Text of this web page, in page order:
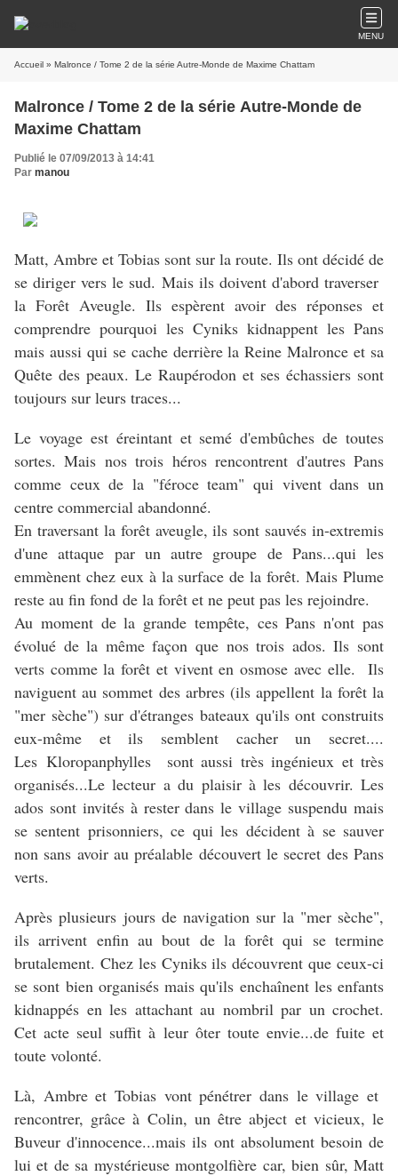
MENU
Accueil » Malronce / Tome 2 de la série Autre-Monde de Maxime Chattam
Malronce / Tome 2 de la série Autre-Monde de
Maxime Chattam
Publié le 07/09/2013 à 14:41
Par manou
Matt, Ambre et Tobias sont sur la route. Ils ont décidé de
se diriger vers le sud. Mais ils doivent d'abord traverser
la Forêt Aveugle. Ils espèrent avoir des réponses et
comprendre pourquoi les Cyniks kidnappent les Pans
mais aussi qui se cache derrière la Reine Malronce et sa
Quête des peaux. Le Raupérodon et ses échassiers sont
toujours sur leurs traces...
Le voyage est éreintant et semé d'embûches de toutes
sortes. Mais nos trois héros rencontrent d'autres Pans
comme ceux de la "féroce team" qui vivent dans un
centre commercial abandonné.
En traversant la forêt aveugle, ils sont sauvés in-extremis
d'une attaque par un autre groupe de Pans...qui les
emmènent chez eux à la surface de la forêt. Mais Plume
reste au fin fond de la forêt et ne peut pas les rejoindre.
Au moment de la grande tempête, ces Pans n'ont pas
évolué de la même façon que nos trois ados. Ils sont
verts comme la forêt et vivent en osmose avec elle. Ils
naviguent au sommet des arbres (ils appellent la forêt la
"mer sèche") sur d'étranges bateaux qu'ils ont construits
eux-même et ils semblent cacher un secret....
Les Kloropanphylles sont aussi très ingénieux et très
organisés...Le lecteur a du plaisir à les découvrir. Les
ados sont invités à rester dans le village suspendu mais
se sentent prisonniers, ce qui les décident à se sauver
non sans avoir au préalable découvert le secret des Pans
verts.
Après plusieurs jours de navigation sur la "mer sèche",
ils arrivent enfin au bout de la forêt qui se termine
brutalement. Chez les Cyniks ils découvrent que ceux-ci
se sont bien organisés mais qu'ils enchaînent les enfants
kidnappés en les attachant au nombril par un crochet.
Cet acte seul suffit à leur ôter toute envie...de fuite et
toute volonté.
Là, Ambre et Tobias vont pénétrer dans le village et
rencontrer, grâce à Colin, un être abject et vicieux,le
Buveur d'innocence...mais ils ont absolument besoin de
lui et de sa mystérieuse montgolfière car, bien sûr, Matt